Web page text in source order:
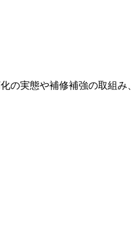
の実態や補修補強の取組み、